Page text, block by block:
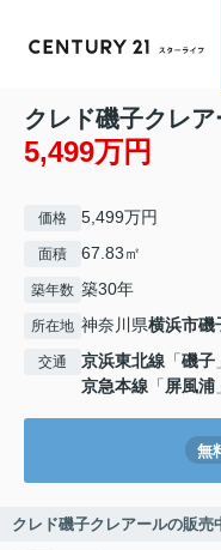
クレド磯子クレア
5,499万円
価格 5,499万円
面積 67.83㎡
築年数 築30年
所在地 神奈川県横浜市磯
交通 京浜東北線 「磯子
京急本線 「 屏風浦
無
クレド磯子クレアールの販売